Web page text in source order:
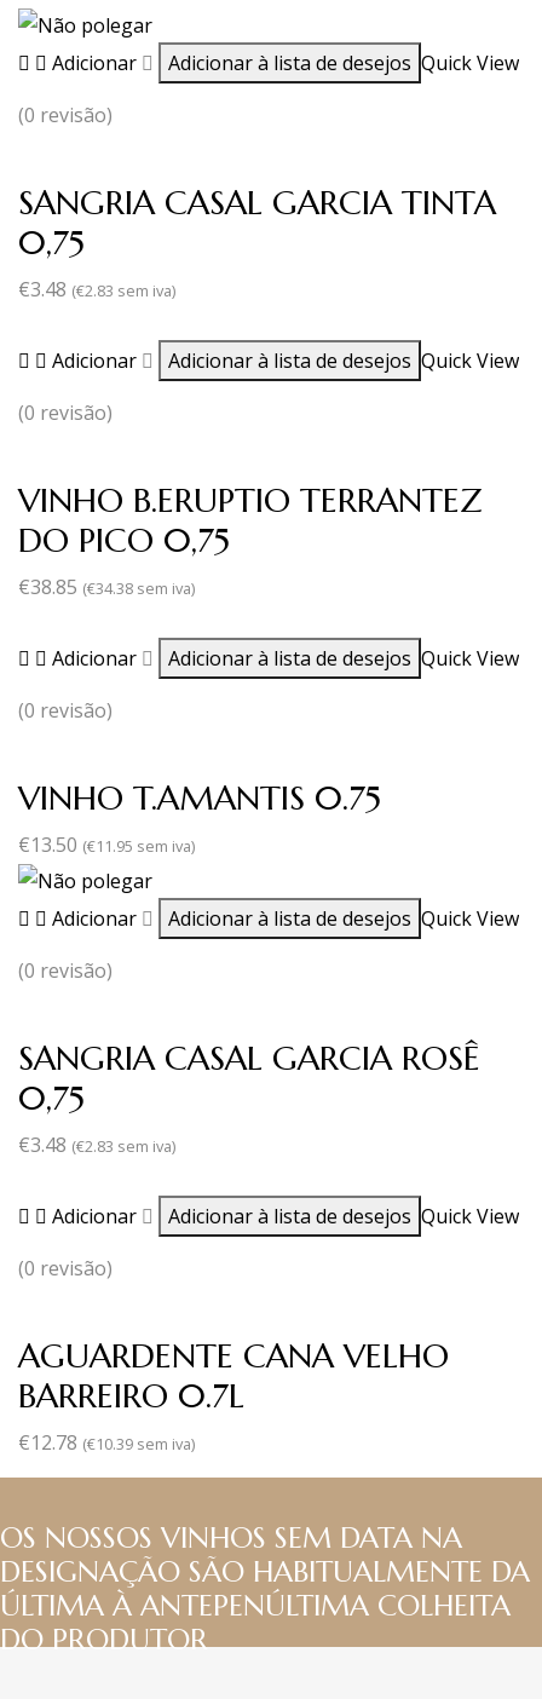
Adicionar Adicionar à lista de desejos Quick View
(0 revisão)
SANGRIA CASAL GARCIA TINTA
0,75
€3.48 (€2.83 sem iva)
Adicionar Adicionar à lista de desejos Quick View
(0 revisão)
VINHO B.ERUPTIO TERRANTEZ
DO PICO 0,75
€38.85 (€34.38 sem iva)
Adicionar Adicionar à lista de desejos Quick View
(0 revisão)
VINHO T.AMANTIS 0.75
€13.50 (€11.95 sem iva)
Adicionar Adicionar à lista de desejos Quick View
(0 revisão)
SANGRIA CASAL GARCIA ROSÊ
0,75
€3.48 (€2.83 sem iva)
Adicionar Adicionar à lista de desejos Quick View
(0 revisão)
AGUARDENTE CANA VELHO
BARREIRO 0.7L
€12.78 (€10.39 sem iva)
OS NOSSOS VINHOS SEM DATA NA
DESIGNAÇÃO SÃO HABITUALMENTE DA
ÚLTIMA À ANTEPENÚLTIMA COLHEITA
DO PRODUTOR